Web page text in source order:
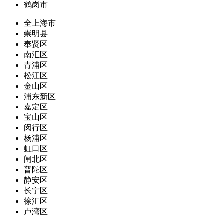
鹤岗市
全上海市
崇明县
奉贤区
南汇区
青浦区
松江区
金山区
浦东新区
嘉定区
宝山区
闵行区
杨浦区
虹口区
闸北区
普陀区
静安区
长宁区
徐汇区
卢湾区